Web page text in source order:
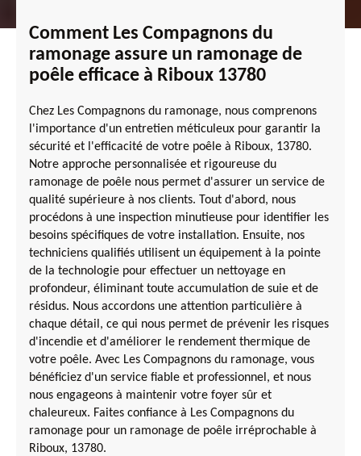
Comment Les Compagnons du
ramonage assure un ramonage de
poêle efficace à Riboux 13780
Chez Les Compagnons du ramonage, nous comprenons
l'importance d'un entretien méticuleux pour garantir la
sécurité et l'efficacité de votre poêle à Riboux, 13780.
Notre approche personnalisée et rigoureuse du
ramonage de poêle nous permet d'assurer un service de
qualité supérieure à nos clients. Tout d'abord, nous
procédons à une inspection minutieuse pour identifier les
besoins spécifiques de votre installation. Ensuite, nos
techniciens qualifiés utilisent un équipement à la pointe
de la technologie pour effectuer un nettoyage en
profondeur, éliminant toute accumulation de suie et de
résidus. Nous accordons une attention particulière à
chaque détail, ce qui nous permet de prévenir les risques
d'incendie et d'améliorer le rendement thermique de
votre poêle. Avec Les Compagnons du ramonage, vous
bénéficiez d'un service fiable et professionnel, et nous
nous engageons à maintenir votre foyer sûr et
chaleureux. Faites confiance à Les Compagnons du
ramonage pour un ramonage de poêle irréprochable à
Riboux, 13780.